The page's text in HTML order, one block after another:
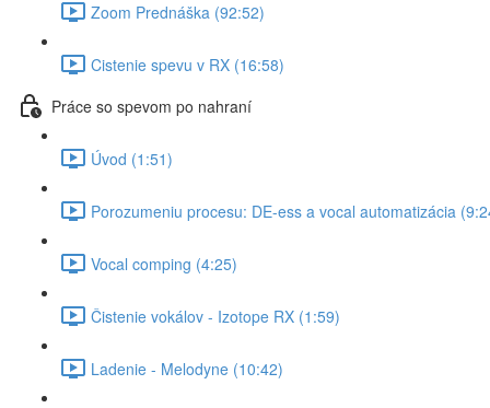
Zoom Prednáška (92:52)
Cistenie spevu v RX (16:58)
Práce so spevom po nahraní
Úvod (1:51)
Porozumeniu procesu: DE-ess a vocal automatizácia
Vocal comping (4:25)
Čistenie vokálov - Izotope RX (1:59)
Ladenie - Melodyne (10:42)